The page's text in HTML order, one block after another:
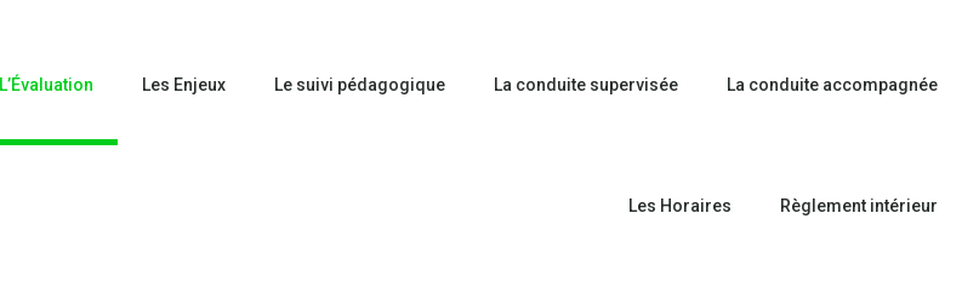
L’Évaluation Les Enjeux Le suivi pédagogique La conduite supervisée La conduite accompagnée
Les Horaires Règlement intérieur